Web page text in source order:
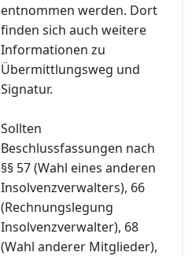
entnommen werden. Dort
finden sich auch weitere
Informationen zu
Übermittlungsweg und
Signatur.
Sollten
Beschlussfassungen nach
§§ 57 (Wahl eines anderen
Insolvenzverwalters), 66
(Rechnungslegung
Insolvenzverwalter), 68
(Wahl anderer Mitglieder),